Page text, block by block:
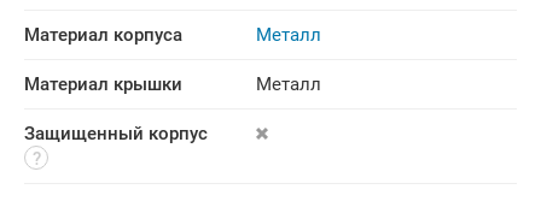
Материал корпуса Металл
Материал крышки Металл
Защищенный корпус